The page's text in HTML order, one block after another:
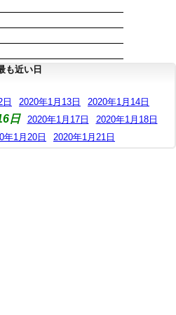
も近い日
2020年1月13日
2020年1月14日
日 2020年1月17日
2020年1月18日
年1月20日 2020年1月21日